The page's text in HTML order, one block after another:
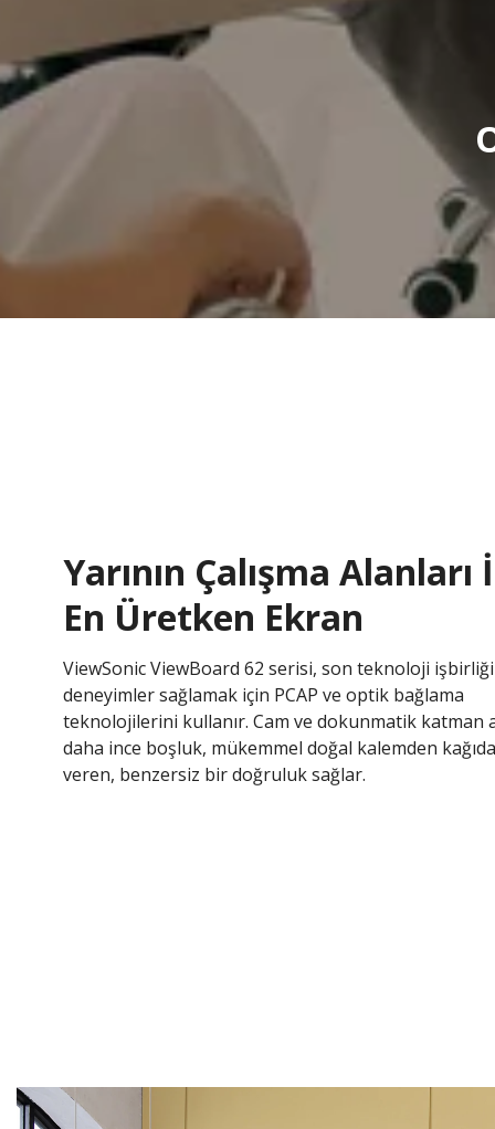
Yarının Çalışma Alanları
En Üretken Ekran
ViewSonic ViewBoard 62 serisi, son teknoloji
deneyimler sağlamak için PCAP ve optik bağlama
teknolojilerini kullanır. Cam ve dokunmatik katman
daha ince boşluk, mükemmel doğal kalemden
veren, benzersiz bir doğruluk sağlar.